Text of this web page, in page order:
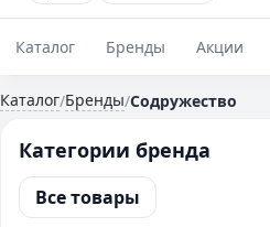
Каталог Бренды Акции
Каталог/Бренды/Содружество
Категории бренда
Все товары